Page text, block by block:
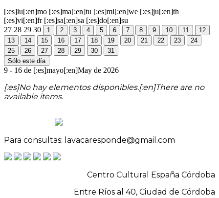
[:es]lu[:en]mo [:es]ma[:en]tu [:es]mi[:en]we [:es]ju[:en]th
[:es]vi[:en]fr [:es]sa[:en]sa [:es]do[:en]su
27 28 29 30 1 2 3 4 5 6 7 8 9 10 11
12
13
14 15 16 17 18 19 20 21 22 23
24
25
26 27 28 29 30
31
Sólo este día
9 - 16 de [:es]mayo[:en]May de 2026
[:es]No hay elementos disponibles.[:en]There are no
available items.
Para consultas: lavacaresponde@gmail.com
Centro Cultural España Córdoba
Entre Ríos al 40, Ciudad de Córdoba